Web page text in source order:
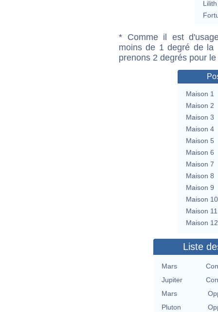
Lilith
* Comme il est
moins de 1 degré de la
prenons 2 degrés pour
Maison 1
Maison 2
Maison 3
Maison 4
Maison 5
Maison 6
Maison 7
Maison 8
Maison 9
Maison 10
Maison 11
Maison 12
Liste
Mars
Jupiter
Mars
Pluton